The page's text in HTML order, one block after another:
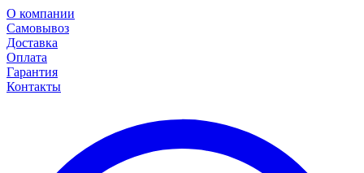
О компании
Самовывоз
Доставка
Оплата
Гарантия
Контакты